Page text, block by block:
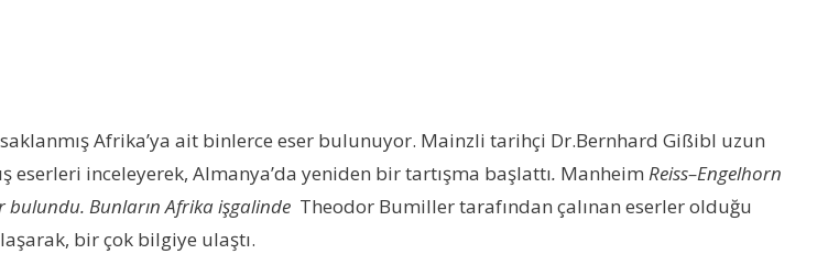
Afrika’ya ait binlerce eser bulunuyor. Mainzli tarihçi Dr.Bernhard Gißibl uzun
eserleri inceleyerek, Almanya’da yeniden bir tartışma başlattı. Manheim Reiss–Engelhorn
bulundu. Bunların Afrika işgalinde Theodor Bumiller tarafından çalınan eserler olduğu
bir çok bilgiye ulaştı.